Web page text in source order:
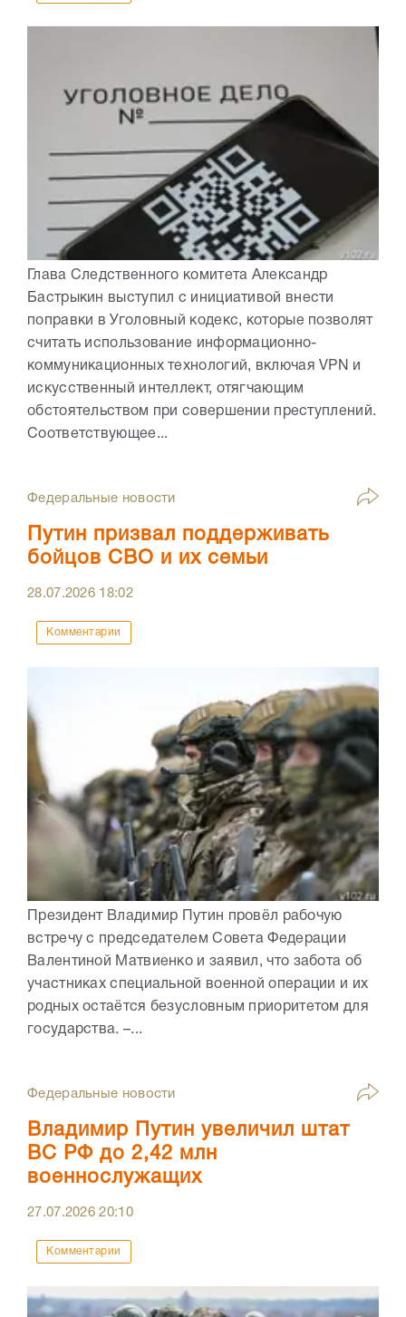
Глава Следственного комитета Александр
Бастрыкин выступил с инициативой внести
поправки в Уголовный кодекс, которые позволят
считать использование информационно-
коммуникационных технологий, включая VPN и
искусственный интеллект, отягчающим
обстоятельством при совершении преступлений.
Соответствующее...
Федеральные новости
Путин призвал поддерживать
бойцов СВО и их семьи
28.07.2026 18:02
Комментарии
Президент Владимир Путин провёл рабочую
встречу с председателем Совета Федерации
Валентиной Матвиенко и заявил, что забота об
участниках специальной военной операции и их
родных остаётся безусловным приоритетом для
государства. –...
Федеральные новости
Владимир Путин увеличил штат
ВС РФ до 2,42 млн
военнослужащих
27.07.202620:10
Комментарии